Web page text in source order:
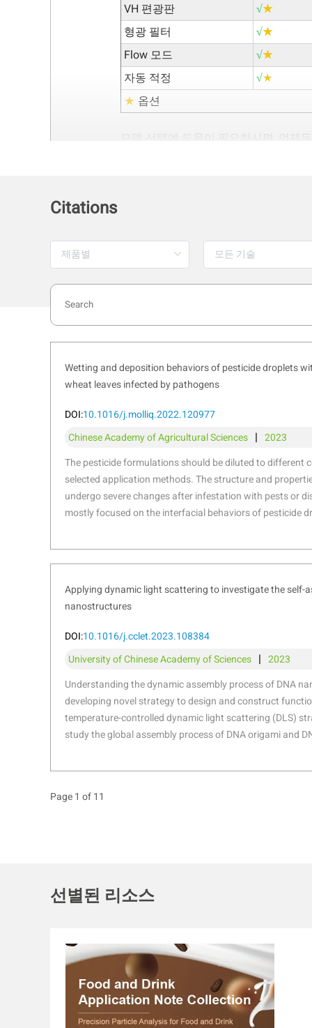
VH 편광판
√★
형광 필터
√★
Flow 모드
√★
자동 적정
√★
★ 옵션
모델 선택에 도움이 필요하시면, 언제
른 확산 속도 차이를 이용합니다. 작은
포토다이오드(APD)로 검출됩니다.
coefficient)를 산출한 뒤 Stokes-
를 계산합니다.
1.1 후방 광산란 검출 기술
후방 광산란 검출 기술을 활용하
란 강도 등의 특성을 정밀하게
한 샘플 유형에도 유연하게 대응
Citations
Wetting and deposition behaviors of pesticide droplets
wheat leaves infected by pathogens
DOI:10.1016/j.molliq.2022.120977
Chinese Academy of Agricultural Sciences | 2023
The pesticide formulations should be diluted to different
selected application methods. The structure and
undergo severe changes after infestation with pests or
mostly focused on the interfacial behaviors of pesticide
different dilution ratios corresponding to low volume and
volume spray methods. The dynamic wetting and
structure and properties of wheat leaves covered by the
changed. Conidia produce more non-polar components.
were more likely to deposit and reach the Wenzel state
rebound from leaf surfaces. This research guides the
with pesticides under different application methods and
between pesticide droplets and hydrophobic leaf
Applying dynamic light scattering to investigate the self-
nanostructures
DOI:10.1016/j.cclet.2023.108384
University of Chinese Academy of Sciences | 2023
Understanding the dynamic assembly process of DNA
developing novel strategy to design and construct
temperature-controlled dynamic light scattering (DLS)
study the global assembly process of DNA origami and
DNA nanostructures with different morphologies have
information, rapid preparation of the DNA origami and
Page 1 of 11
선별된 리소스